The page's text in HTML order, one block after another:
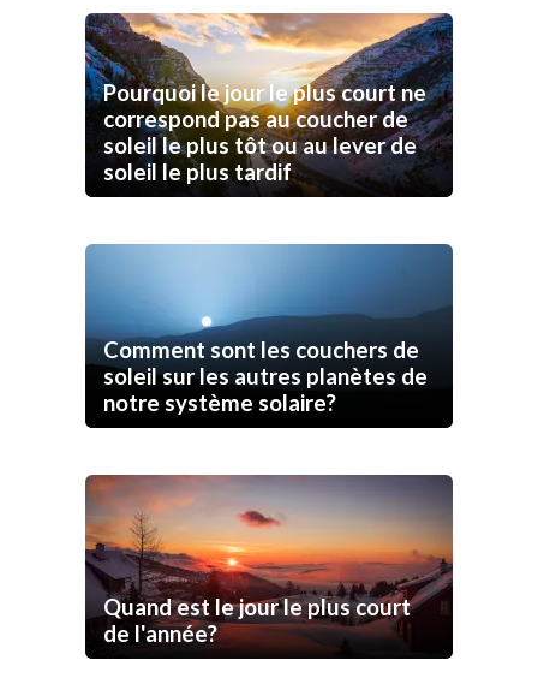
Pourquoi le jour le plus court ne
correspond pas au coucher de
soleil le plus tôt ou au lever de
soleil le plus tardif
Comment sont les couchers de
soleil sur les autres planètes de
notre système solaire?
Quand est le jour le plus court
de l'année?